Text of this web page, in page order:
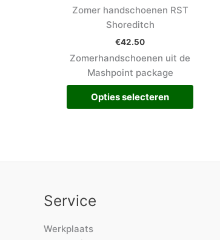
Zomer handschoenen RST
Shoreditch
€42.50
Zomerhandschoenen uit de
Mashpoint package
Opties selecteren
Service
Werkplaats